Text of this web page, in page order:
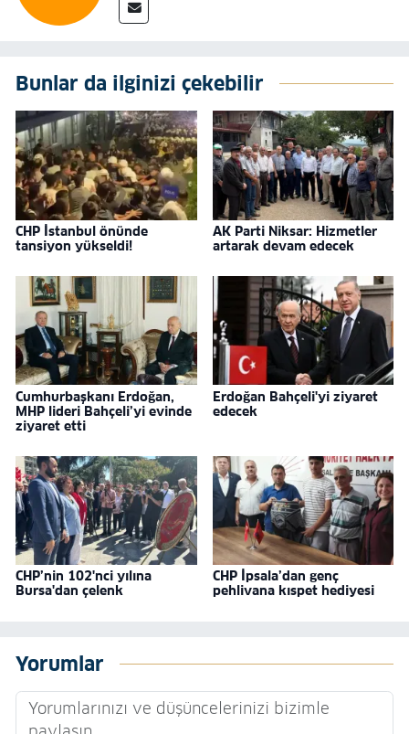
Bunlar da ilginizi çekebilir
CHP İstanbul önünde
tansiyon yükseldi!
AK Parti Niksar: Hizmetler
artarak devam edecek
Cumhurbaşkanı Erdoğan,
MHP lideri Bahçeli’yi evinde
ziyaret etti
Erdoğan Bahçeli'yi ziyaret
edecek
CHP’nin 102'nci yılına
Bursa'dan çelenk
CHP İpsala’dan genç
pehlivana kıspet hediyesi
Yorumlar